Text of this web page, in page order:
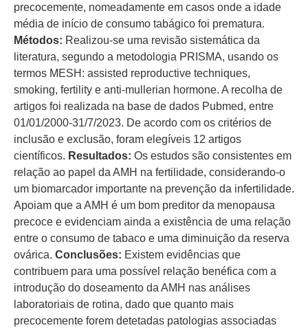
precocemente, nomeadamente em casos onde a idade
média de início de consumo tabágico foi prematura.
Métodos: Realizou-se uma revisão sistemática da
literatura, segundo a metodologia PRISMA, usando os
termos MESH: assisted reproductive techniques,
smoking, fertility e anti-mullerian hormone. A recolha de
artigos foi realizada na base de dados Pubmed, entre
01/01/2000-31/7/2023. De acordo com os critérios de
inclusão e exclusão, foram elegíveis 12 artigos
científicos. Resultados: Os estudos são consistentes em
relação ao papel da AMH na fertilidade, considerando-o
um biomarcador importante na prevenção da infertilidade.
Apoiam que a AMH é um bom preditor da menopausa
precoce e evidenciam ainda a existência de uma relação
entre o consumo de tabaco e uma diminuição da reserva
ovárica. Conclusões: Existem evidências que
contribuem para uma possível relação benéfica com a
introdução do doseamento da AMH nas análises
laboratoriais de rotina, dado que quanto mais
precocemente forem detetadas patologias associadas